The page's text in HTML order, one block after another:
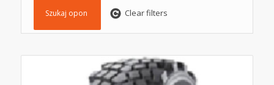
Szukaj opon Clear filters